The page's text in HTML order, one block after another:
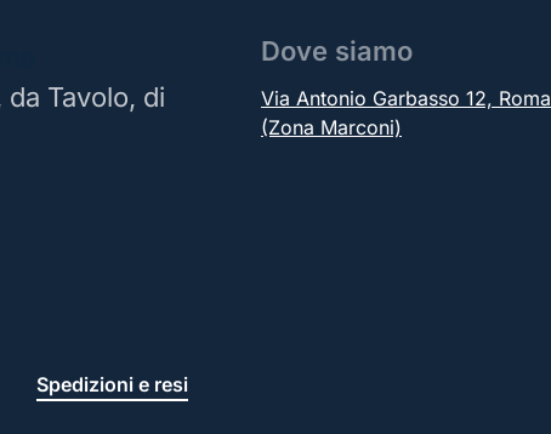
Tavolo, di
Dove siamo
Via Antonio Garbasso 12, Roma
(Zona Marconi)
Spedizioni e resi